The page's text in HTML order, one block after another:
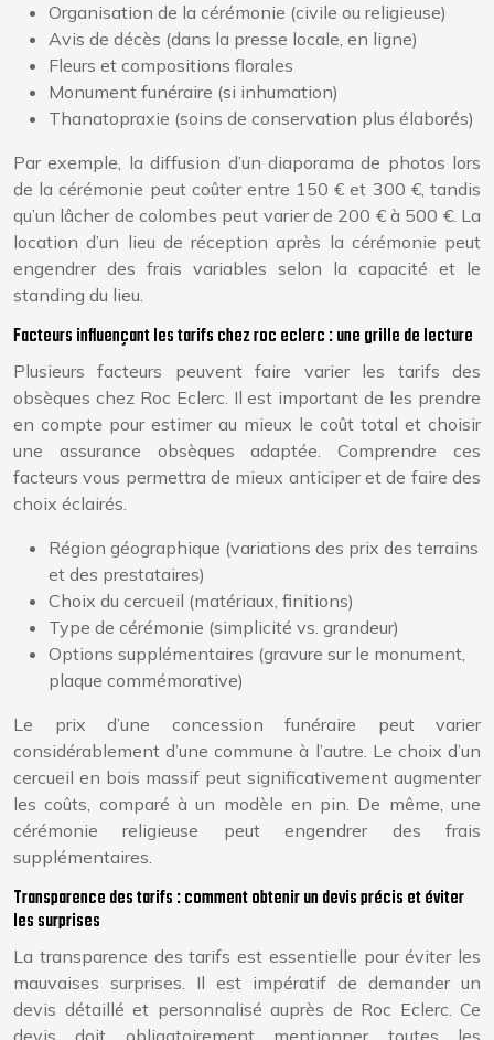
Organisation de la cérémonie (civile ou religieuse)
Avis de décès (dans la presse locale, en ligne)
Fleurs et compositions florales
Monument funéraire (si inhumation)
Thanatopraxie (soins de conservation plus élaborés)
Par exemple, la diffusion d’un diaporama de photos lors
de la cérémonie peut coûter entre 150 € et 300 €, tandis
qu’un lâcher de colombes peut varier de 200 € à 500 €. La
location d’un lieu de réception après la cérémonie peut
engendrer des frais variables selon la capacité et le
standing du lieu.
Facteurs influençant les tarifs chez roc eclerc : une grille de lecture
Plusieurs facteurs peuvent faire varier les tarifs des
obsèques chez Roc Eclerc. Il est important de les prendre
en compte pour estimer au mieux le coût total et choisir
une assurance obsèques adaptée. Comprendre ces
facteurs vous permettra de mieux anticiper et de faire des
choix éclairés.
Région géographique (variations des prix des terrains
et des prestataires)
Choix du cercueil (matériaux, finitions)
Type de cérémonie (simplicité vs. grandeur)
Options supplémentaires (gravure sur le monument,
plaque commémorative)
Le prix d’une concession funéraire peut varier
considérablement d’une commune à l’autre. Le choix d’un
cercueil en bois massif peut significativement augmenter
les coûts, comparé à un modèle en pin. De même, une
cérémonie religieuse peut engendrer des frais
supplémentaires.
Transparence des tarifs : comment obtenir un devis précis et éviter
les surprises
La transparence des tarifs est essentielle pour éviter les
mauvaises surprises. Il est impératif de demander un
devis détaillé et personnalisé auprès de Roc Eclerc. Ce